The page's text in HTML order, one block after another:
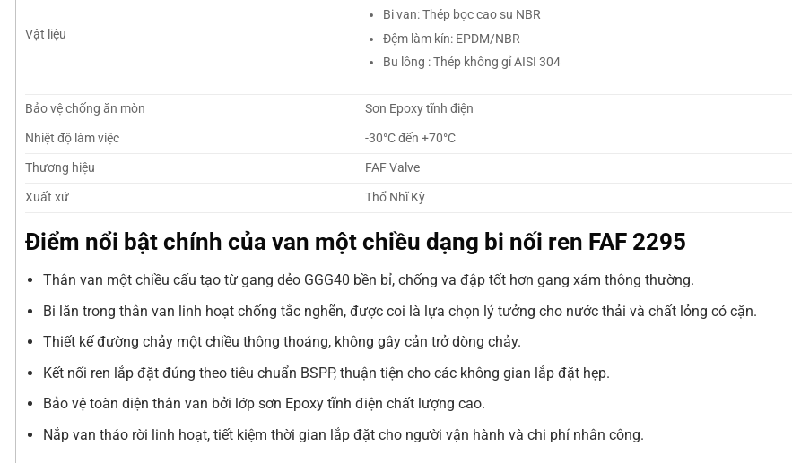
Vật liệu
Bi van: Thép bọc cao su NBR
Đệm làm kín: EPDM/NBR
Bu lông : Thép không gỉ AISI 304
Bảo vệ chống ăn mòn
Sơn Epoxy tĩnh điện
Nhiệt độ làm việc
-30°C đến +70°C
Thương hiệu
FAF Valve
Xuất xứ
Thổ Nhĩ Kỳ
Điểm nổi bật chính của van một chiều dạng bi nối ren FAF 2295
Thân van một chiều cấu tạo từ gang dẻo GGG40 bền bỉ, chống va đập tốt hơn gang xám thông thường.
Bi lăn trong thân van linh hoạt chống tắc nghẽn, được coi là lựa chọn lý tưởng cho nước thải và chất lỏng có cặn.
Thiết kế đường chảy một chiều thông thoáng, không gây cản trở dòng chảy.
Kết nối ren lắp đặt đúng theo tiêu chuẩn BSPP, thuận tiện cho các không gian lắp đặt hẹp.
Bảo vệ toàn diện thân van bởi lớp sơn Epoxy tĩnh điện chất lượng cao.
Nắp van tháo rời linh hoạt, tiết kiệm thời gian lắp đặt cho người vận hành và chi phí nhân công.